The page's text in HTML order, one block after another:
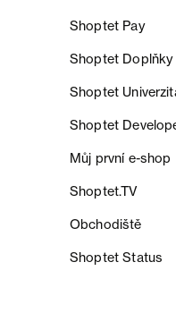
Shoptet Pay
Shoptet Doplňky
Shoptet
Shoptet
Můj první e-shop
Shoptet.TV
Obchodiště
Shoptet Status